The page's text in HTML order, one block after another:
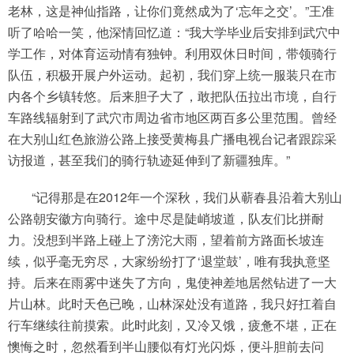
老林，这是神仙指路，让你们竟然成为了‘忘年之交’。”王准
听了哈哈一笑，他深情回忆道：“我大学毕业后安排到武穴中
学工作，对体育运动情有独钟。利用双休日时间，带领骑行
队伍，积极开展户外运动。起初，我们穿上统一服装只在市
内各个乡镇转悠。后来胆子大了，敢把队伍拉出市境，自行
车路线辐射到了武穴市周边省市地区两百多公里范围。曾经
在大别山红色旅游公路上接受黄梅县广播电视台记者跟踪采
访报道，甚至我们的骑行轨迹延伸到了新疆独库。”
“记得那是在2012年一个深秋，我们从蕲春县沿着大别山
公路朝安徽方向骑行。途中尽是陡峭坡道，队友们比拼耐
力。没想到半路上碰上了滂沱大雨，望着前方路面长坡连
续，似乎毫无穷尽，大家纷纷打了‘退堂鼓’，唯有我执意坚
持。后来在雨雾中迷失了方向，鬼使神差地居然钻进了一大
片山林。此时天色已晚，山林深处没有道路，我只好扛着自
行车继续往前摸索。此时此刻，又冷又饿，疲惫不堪，正在
懊悔之时，忽然看到半山腰似有灯光闪烁，便斗胆前去问